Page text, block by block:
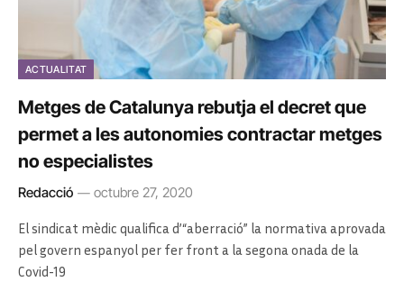
ACTUALITAT
Metges de Catalunya rebutja el decret que
permet a les autonomies contractar metges
no especialistes
Redacció octubre 27, 2020
El sindicat mèdic qualifica d’“aberració” la normativa aprovada
pel govern espanyol per fer front a la segona onada de la
Covid-19